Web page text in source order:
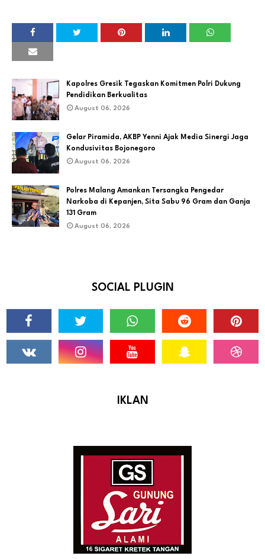
Kapolres Gresik Tegaskan Komitmen Polri Dukung
Pendidikan Berkualitas
August 06, 2026
Gelar Piramida, AKBP Yenni Ajak Media Sinergi Jaga
Kondusivitas Bojonegoro
August 06, 2026
Polres Malang Amankan Tersangka Pengedar
Narkoba di Kepanjen, Sita Sabu 96 Gram dan Ganja
131 Gram
August 06, 2026
SOCIAL PLUGIN
IKLAN